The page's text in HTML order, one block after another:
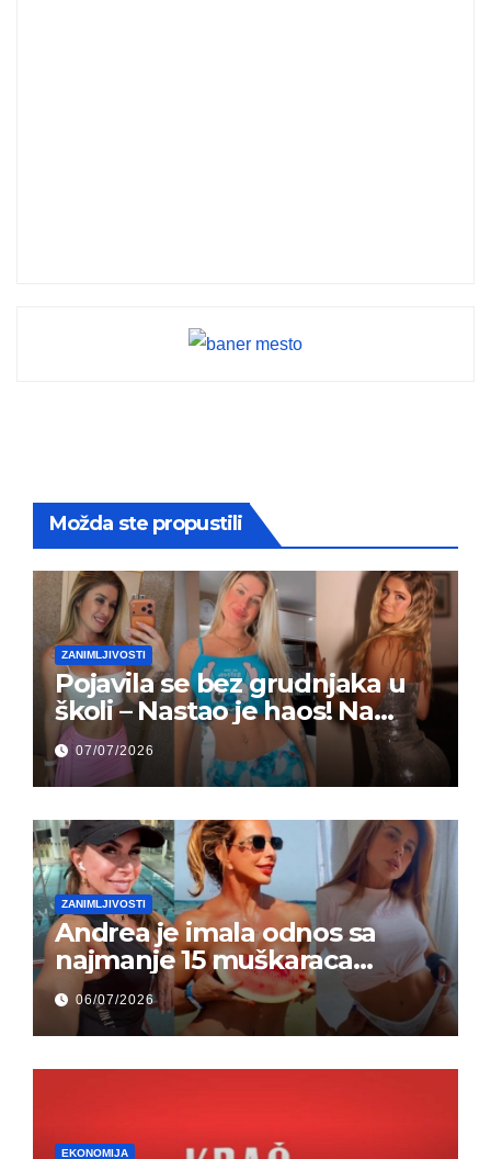
Možda ste propustili
ZANIMLJIVOSTI
Pojavila se bez grudnjaka u
školi – Nastao je haos! Na
grupi je majke napale (FOTO)
07/07/2026
ZANIMLJIVOSTI
Andrea je imala odnos sa
najmanje 15 muškaraca
odjednom – „Doktor mi je
rekao…“ (FOTO)
06/07/2026
EKONOMIJA